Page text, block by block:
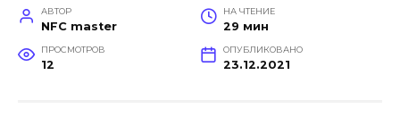
АВТОР
NFC master
НА ЧТЕНИЕ
29 мин
ПРОСМОТРОВ
12
ОПУБЛИКОВАНО
23.12.2021